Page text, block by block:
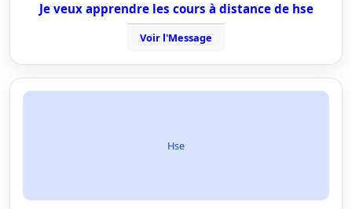
Je veux apprendre les cours à distance de hse
Voir l'Message
Hse